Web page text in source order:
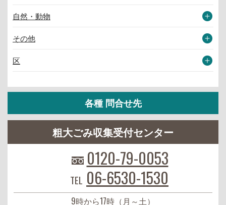
自然・動物
その他
区
各種 問合せ先
粗大ごみ収集受付センター
0120-79-0053
TEL 06-6530-1530
9時から17時（月～土）